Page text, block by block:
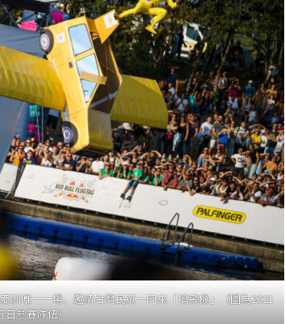
洲唯一一場，邀請台灣民眾一同來「搞飛機」（圖為2021
參賽隊伍）